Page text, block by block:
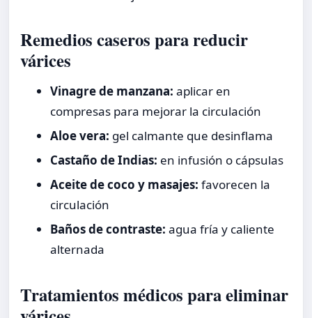
Remedios caseros para reducir
várices
Vinagre de manzana: aplicar en
compresas para mejorar la circulación
Aloe vera: gel calmante que desinflama
Castaño de Indias: en infusión o cápsulas
Aceite de coco y masajes: favorecen la
circulación
Baños de contraste: agua fría y caliente
alternada
Tratamientos médicos para eliminar